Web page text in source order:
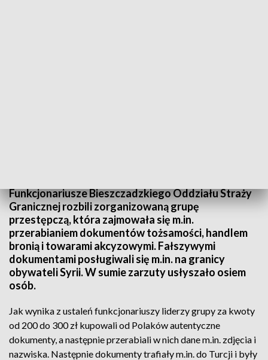
Funkcjonariusze Bieszczadzkiego Oddziału Straży
Granicznej rozbili zorganizowaną grupę
przestępczą, która zajmowała się m.in.
przerabianiem dokumentów tożsamości, handlem
bronią i towarami akcyzowymi. Fałszywymi
dokumentami posługiwali się m.in. na granicy
obywateli Syrii. W sumie zarzuty usłyszało osiem
osób.
Jak wynika z ustaleń funkcjonariuszy liderzy grupy za kwoty
od 200 do 300 zł kupowali od Polaków autentyczne
dokumenty, a następnie przerabiali w nich dane m.in. zdjęcia i
nazwiska. Następnie dokumenty trafiały m.in. do Turcji i były